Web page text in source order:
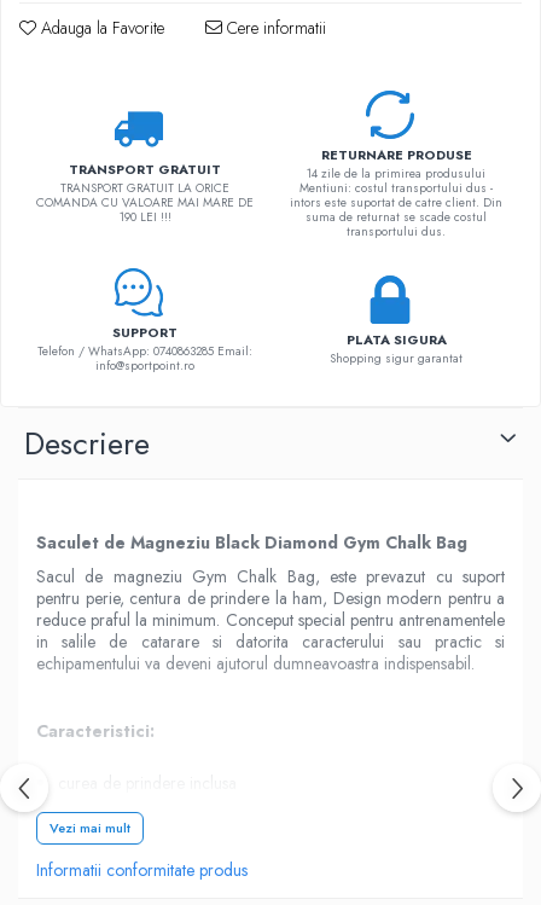
Adauga la Favorite Cere informatii
TRANSPORT GRATUIT
TRANSPORT GRATUIT LA ORICE
COMANDA CU VALOARE MAI MARE DE
190 LEI !!!
RETURNARE PRODUSE
14 zile de la primirea produsului
Mentiuni: costul transportului dus -
intors este suportat de catre client. Din
suma de returnat se scade costul
transportului dus.
SUPPORT
Telefon / WhatsApp: 0740863285 Email:
info@sportpoint.ro
PLATA SIGURA
Shopping sigur garantat
Descriere
Saculet de Magneziu Black Diamond Gym Chalk Bag
Sacul de magneziu Gym Chalk Bag, este prevazut cu suport
pentru perie, centura de prindere la ham, Design modern pentru a
reduce praful la minimum. Conceput special pentru antrenamentele
in salile de catarare si datorita caracterului sau practic si
echipamentului va deveni ajutorul dumneavoastra indispensabil.
Caracteristici:
suport pentru periuta ( periuta nu este inclusa )
Specificatii:
Vezi mai mult
Informatii conformitate produs